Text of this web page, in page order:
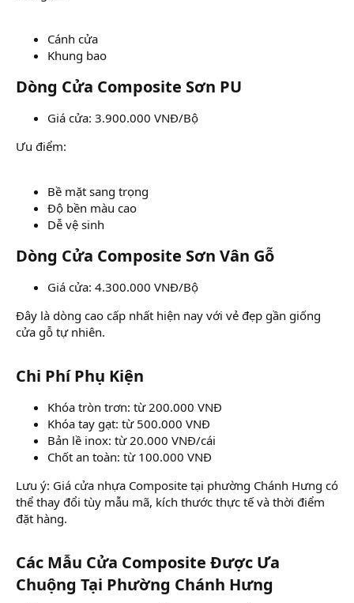
Cánh cửa
Khung bao
Dòng Cửa Composite Sơn PU​
Giá cửa: 3.900.000 VNĐ/Bộ
Ưu điểm:
Bề mặt sang trọng
Độ bền màu cao
Dễ vệ sinh
Dòng Cửa Composite Sơn Vân Gỗ​
Giá cửa: 4.300.000 VNĐ/Bộ
Đây là dòng cao cấp nhất hiện nay với vẻ đẹp gần giống
cửa gỗ tự nhiên.
Chi Phí Phụ Kiện​
Khóa tròn trơn: từ 200.000 VNĐ
Khóa tay gạt: từ 500.000 VNĐ
Bản lề inox: từ 20.000 VNĐ/cái
Chốt an toàn: từ 100.000 VNĐ
Lưu ý: Giá cửa nhựa Composite tại phường Chánh Hưng có
thể thay đổi tùy mẫu mã, kích thước thực tế và thời điểm
đặt hàng.
Các Mẫu Cửa Composite Được Ưa
Chuộng Tại Phường Chánh Hưng​